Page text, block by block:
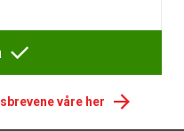
våre her